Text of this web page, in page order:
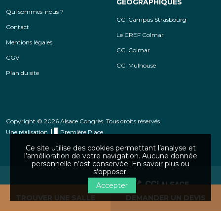
TROUVER UNE SALLE DEMANDER UN DEVIS
Qui sommes-nous ?
Contact
Mentions légales
CGV
Plan du site
GÉOGRAPHIQUES
CCI Campus Strasbourg
Le CREF Colmar
CCI Colmar
CCI Mulhouse
Copyright © 2026 Alsace Congrès. Tous droits réservés.
Une réalisation
Première Place
CCI Alsace Eurométropole
Ce site utilise des cookies permettant l’analyse et
l’amélioration de votre navigation. Aucune donnée
personnelle n’est conservée. En savoir plus ou
s’opposer.
Accepter